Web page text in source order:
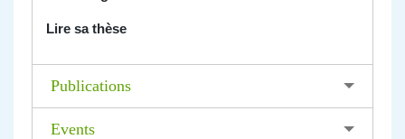
Lire sa thèse
Publications
Events